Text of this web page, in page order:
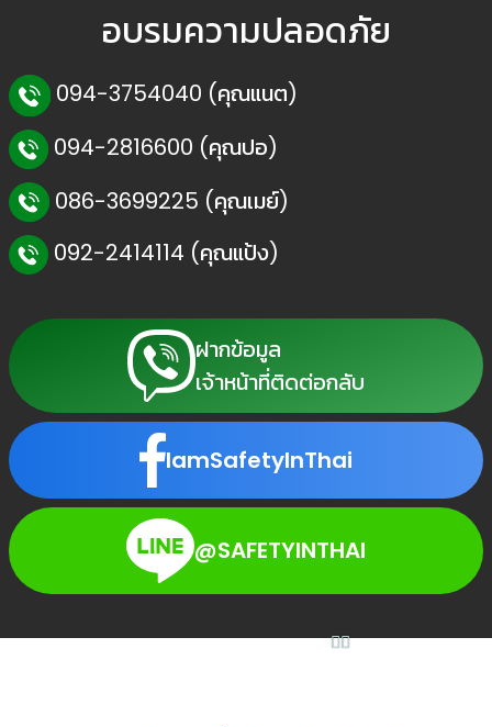
👷
👷‍♀
🦺
อบรมความปลอดภัย
094-3754040 (คุณแนต)
094-2816600 (คุณปอ)
086-3699225 (คุณเมย์)
092-2414114 (คุณแป้ง)
ฝากข้อมูล
เจ้าหน้าที่ติดต่อกลับ
IamSafetyInThai
@SAFETYINTHAI